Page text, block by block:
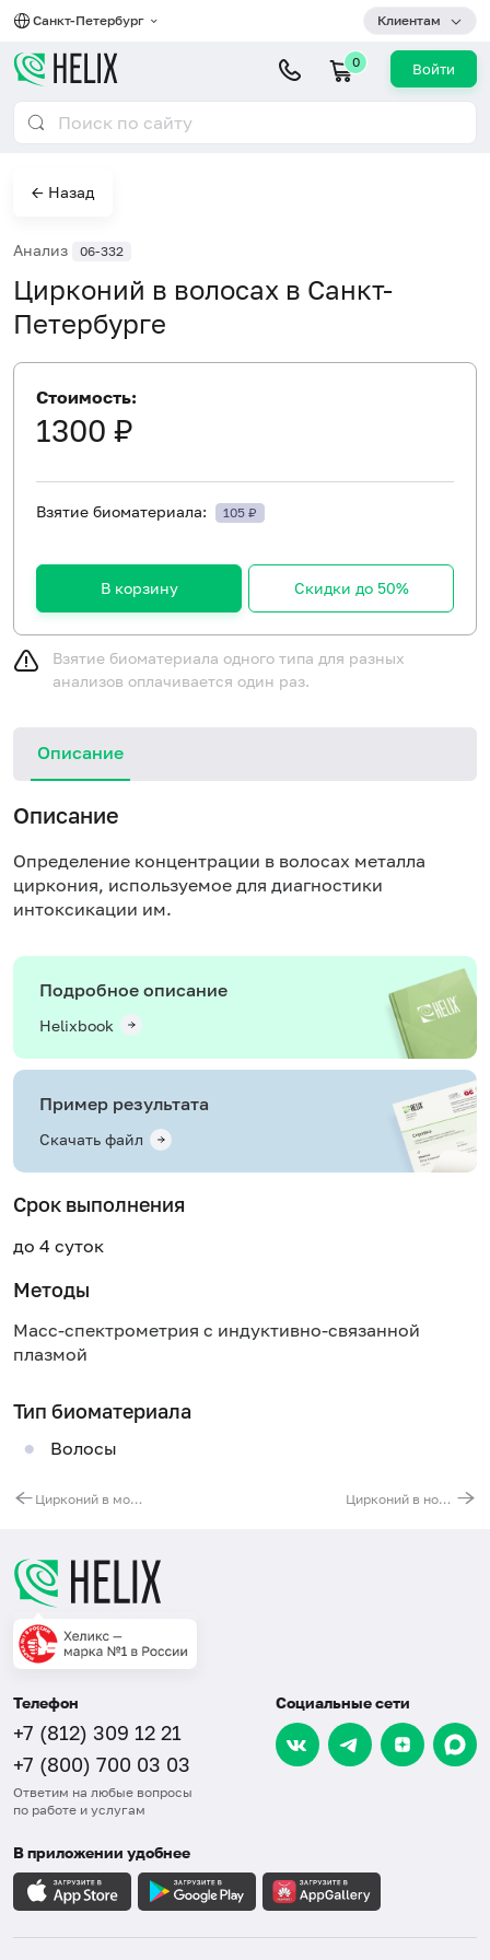
Санкт-Петербург Клиентам
0 Войти
← Назад
Анализ 06-332
Цирконий в волосах в Санкт-
Петербурге
Стоимость:
1300 ₽
Взятие биоматериала: 105 ₽
В корзину Скидки до 50%
Взятие биоматериала одного типа для разных
анализов оплачивается один раз.
Описание
Описание
Определение концентрации в волосах металла
циркония, используемое для диагностики
интоксикации им.
Подробное описание
Helixbook
Пример результата
Скачать файл
Срок выполнения
до 4 суток
Методы
Масс-спектрометрия с индуктивно-связанной
плазмой
Тип биоматериала
Волосы
Цирконий в моче Цирконий в ногтях
Телефон
+7 (812) 309 12 21
+7 (800) 700 03 03
Ответим на любые вопросы
по работе и услугам
Социальные сети
В приложении удобнее